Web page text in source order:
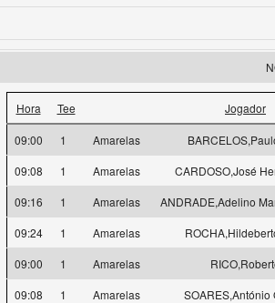
Hora Tee Jogador
09:00 1 Amarelas
09:08
1 Amarelas
CARDOSO,José
09:16
1 Amarelas
ANDRADE,Adelino
09:24
1 Amarelas
09:00
1 Amarelas
09:08
1 Amarelas
SOARES,António